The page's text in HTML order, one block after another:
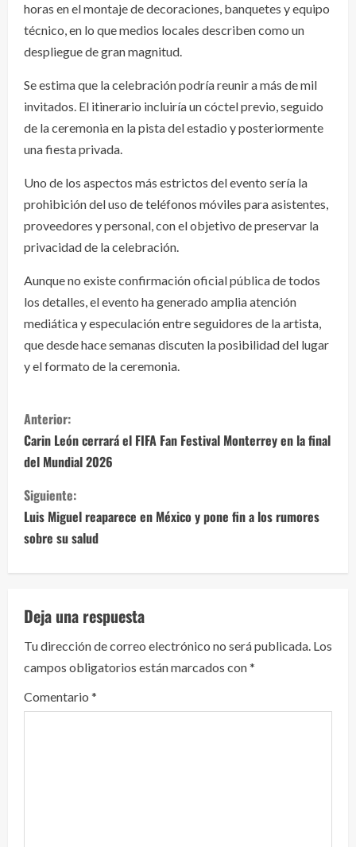
horas en el montaje de decoraciones, banquetes y equipo
técnico, en lo que medios locales describen como un
despliegue de gran magnitud.
Se estima que la celebración podría reunir a más de mil
invitados. El itinerario incluiría un cóctel previo, seguido
de la ceremonia en la pista del estadio y posteriormente
una fiesta privada.
Uno de los aspectos más estrictos del evento sería la
prohibición del uso de teléfonos móviles para asistentes,
proveedores y personal, con el objetivo de preservar la
privacidad de la celebración.
Aunque no existe confirmación oficial pública de todos
los detalles, el evento ha generado amplia atención
mediática y especulación entre seguidores de la artista,
que desde hace semanas discuten la posibilidad del lugar
y el formato de la ceremonia.
S
i
g
u
e
l
e
y
e
n
Anterior:
Carin León cerrará el FIFA Fan Festival Monterrey en la final
del Mundial 2026
Siguiente:
Luis Miguel reaparece en México y pone fin a los rumores
sobre su salud
Deja una respuesta
Tu dirección de correo electrónico no será publicada. Los
campos obligatorios están marcados con*
Comentario *